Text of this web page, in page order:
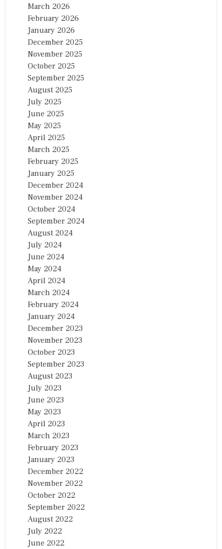
March 2026
February 2026
January 2026
December 2025
November 2025
October 2025
September 2025
August 2025
July 2025
June 2025
May 2025
April 2025
March 2025
February 2025
January 2025
December 2024
November 2024
October 2024
September 2024
August 2024
July 2024
June 2024
May 2024
April 2024
March 2024
February 2024
January 2024
December 2023
November 2023
October 2023
September 2023
August 2023
July 2023
June 2023
May 2023
April 2023
March 2023
February 2023
January 2023
December 2022
November 2022
October 2022
September 2022
August 2022
July 2022
June 2022